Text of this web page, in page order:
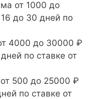
от 1000 до
до 30 дней по
4000 до 30000 ₽
по ставке от
500 до 25000 ₽
по ставке от